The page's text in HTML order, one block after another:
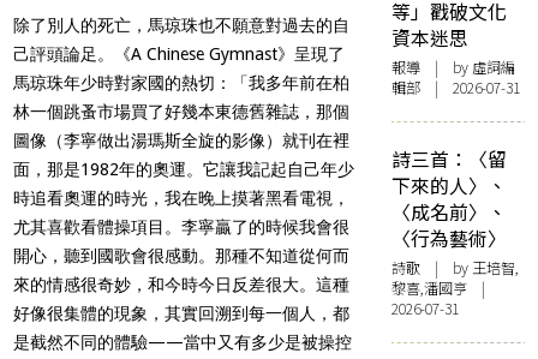
除了別人的死亡，馬琼珠也不願意對過去的自
己評頭論足。《A Chinese Gymnast》呈現了
馬琼珠年少時對家國的熱切：「我多年前在柏
林一個跳蚤市場買了好幾本東德舊雜誌，那個
圖像（李寧做出湯瑪斯全旋的影像）就刊在裡
面，那是1982年的奧運。它讓我記起自己年少
時追看奧運的時光，我在晚上摸著黑看電視，
尤其喜歡看體操項目。李寧贏了的時候我會很
開心，聽到國歌會很感動。那種不知道從何而
來的情感很奇妙，和今時今日反差很大。這種
好像很集體的現象，其實回溯到每一個人，都
是截然不同的體驗——當中又有多少是被操控
等」戳破文化
資本迷思
報導 | by 虛詞編
輯部 | 2026-07-31
詩三首：〈留
下來的人〉、
〈成名前〉、
〈行為藝術〉
詩歌 | by 王培智,
黎喜,潘國亨 |
2026-07-31